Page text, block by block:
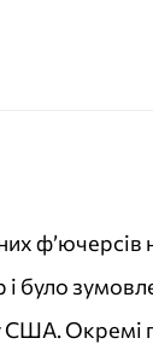
ф’ючерсів
і було
США. Окремі